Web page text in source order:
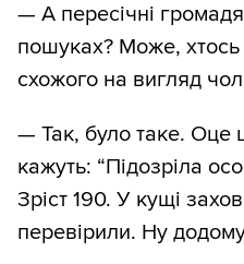
— А пересічні
пошуках? Може,
схожого на вигляд
— Так, було таке. Оце
кажуть: “Підозріла
Зріст 190. У кущі
перевірили. Ну